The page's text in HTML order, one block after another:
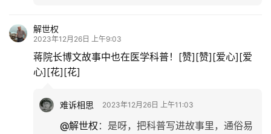
解世权
2023年12月26日 上午9:03
蒋院长博文故事中也在医学科普！[赞][赞][爱心][爱
心][花][花]
难诉相思 2023年12月26日 上午11:03
@解世权 ： 是呀，把科普写进故事里，通俗易